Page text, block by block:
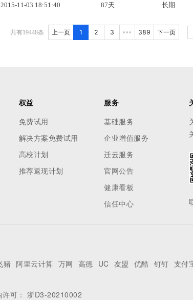
2015-11-03 18:51:40 87天 长期
共有19448条 上一页 1 2 3 ••• 389 下一页